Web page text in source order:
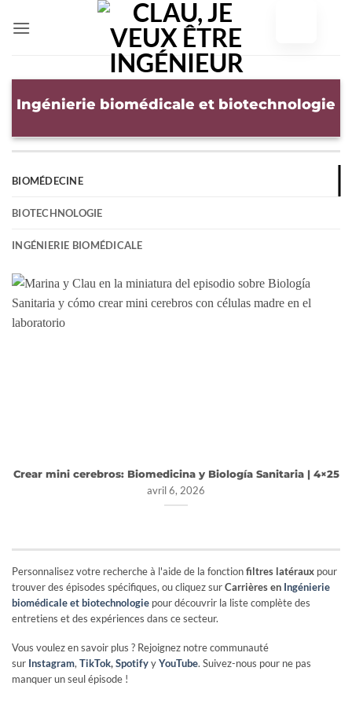
Ingénierie biomédicale et biotechnologie
BIOMÉDECINE
BIOTECHNOLOGIE
INGÉNIERIE BIOMÉDICALE
Crear mini cerebros: Biomedicina y Biología Sanitaria | 4×25
avril 6, 2026
Personnalisez votre recherche à l'aide de la fonctionfiltres latéraux pour
trouver des épisodes spécifiques, ou cliquez surCarrières en Ingénierie
biomédicale et biotechnologie pour découvrir la liste complète des
entretiens et des expériences dans ce secteur.
Vous voulez en savoir plus ? Rejoignez notre communauté
sur Instagram, TikTok,SpotifyyYouTube. Suivez-nous pour ne pas
manquer un seul épisode !